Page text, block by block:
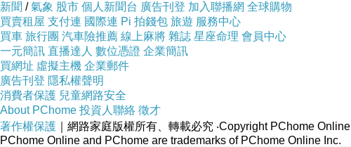
新聞 /氣象 股市 個人新聞台 廣告刊登 加入聯播網 全球購物
買賣租屋 支付連 國際連 Pi 拍錢包 旅遊 服務中心
買車 旅行團 汽車險推薦 線上麻將 雜誌 星座命理 會員中心
一元簡訊 直播達人 數位憑證 企業簡訊
買網址 虛擬主機 企業郵件
廣告刊登 隱私權聲明
消費者保護 兒童網路安全
About PChome 投資人聯絡 徵才
著作權保護 ｜網路家庭版權所有、轉載必究 ‧Copyright PChome Online
PChome Online and PChome are trademarks of PChome Online Inc.